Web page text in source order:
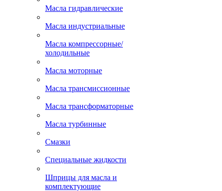
Масла гидравлические
Масла индустриальные
Масла компрессорные/
холодильные
Масла моторные
Масла трансмиссионные
Масла трансформаторные
Масла турбинные
Смазки
Специальные жидкости
Шприцы для масла и
комплектующие